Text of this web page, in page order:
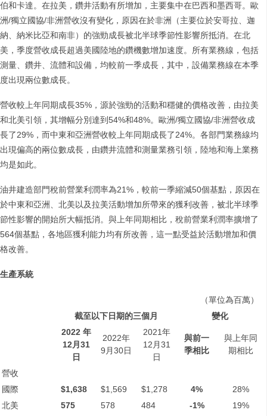
伯和卡達。在拉美，鑽井活動有所增加，主要集中在巴西和墨西哥。歐
洲/獨立國協/非洲營收沒有變化，原因在於非洲（主要位於安哥拉、迦
納、納米比亞和南非）的強勁成長被北半球季節性影響所抵消。在北
美，季度營收成長超過美國陸地的鑽機數增加速度。所有業務線，包括
測量、鑽井、流體和設備，均較前一季成長，其中，設備業務線在本季
度出現兩位數成長。
營收較上年同期成長35%，源於強勁的活動和穩健的價格改善，由拉美
和北美引領，其增幅分別達到54%和48%。歐洲/獨立國協/非洲營收成
長了29%，而中東和亞洲營收較上年同期成長了24%。各部門業務線均
出現偏高的兩位數成長，由鑽井流體和測量業務引領，陸地和海上業務
均是如此。
油井建造部門稅前營業利潤率為21%，較前一季縮減50個基點，原因在
於中東和亞洲、北美以及拉美活動增加所帶來的獲利改善，被北半球季
節性影響的開始所大幅抵消。與上年同期相比，稅前營業利潤率擴增了
564個基點，各地區獲利能力均有所改善，這一點受益於活動增加和價
格改善。
生產系統
（單位為百萬）
截至以下日期的三個月
變化
2022 年
12月 31
日
2022年
9月30日
2021年
12月31
日
與前一
季相比
與上年同
期相比
營收
國際
$1,638 $1,569 $1,278 4%
28%
北美
575 578 484 -1%
19%